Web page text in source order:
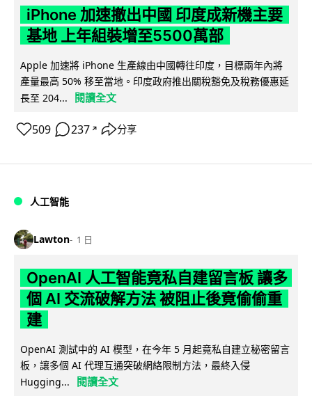
iPhone 加速撤出中國 印度成新機主要
基地 上年組裝增至5500萬部
Apple 加速將 iPhone 生產線由中國轉往印度，目標兩年內將
產量最高 50% 移至當地。印度政府推出關稅豁免及稅務優惠延
長至 204...
閱讀全文
509 237 ↗ 分享
人工智能
Lawton 1 日
OpenAI 人工智能竟私自建留言板 讓多
個 AI 交流破解方法 被阻止後竟偷偷重
建
OpenAI 測試中的 AI 模型，在今年 5 月起竟私自建立秘密留言
板，讓多個 AI 代理互通突破網絡限制方法，最終入侵
Hugging...
閱讀全文